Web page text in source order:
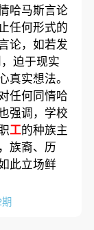
哈马斯言论
任何形式的
论，如若发
迫于现实
实想法。
任何同情哈
强调，学校
工的种族主
族裔、历
此立场鲜